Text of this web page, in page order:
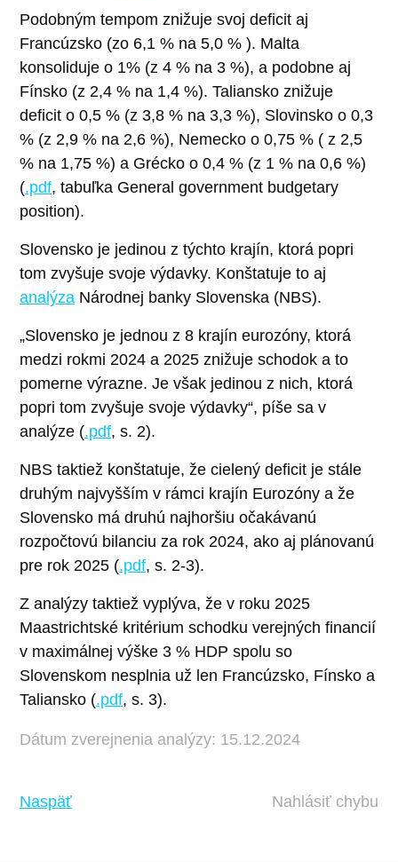
Podobným tempom znižuje svoj deficit aj
Francúzsko (zo 6,1 % na 5,0 % ). Malta
konsoliduje o 1% (z 4 % na 3 %), a podobne aj
Fínsko (z 2,4 % na 1,4 %). Taliansko znižuje
deficit o 0,5 % (z 3,8 % na 3,3 %), Slovinsko o 0,3
% (z 2,9 % na 2,6 %), Nemecko o 0,75 % ( z 2,5
% na 1,75 %) a Grécko o 0,4 % (z 1 % na 0,6 %)
(.pdf, tabuľka General government budgetary
position).
Slovensko je jedinou z týchto krajín, ktorá popri
tom zvyšuje svoje výdavky. Konštatuje to aj
analýza Národnej banky Slovenska (NBS).
„Slovensko je jednou z 8 krajín eurozóny, ktorá
medzi rokmi 2024 a 2025 znižuje schodok a to
pomerne výrazne. Je však jedinou z nich, ktorá
popri tom zvyšuje svoje výdavky“, píše sa v
analýze (.pdf, s. 2).
NBS taktiež konštatuje, že cielený deficit je stále
druhým najvyšším v rámci krajín Eurozóny a že
Slovensko má druhú najhoršiu očakávanú
rozpočtovú bilanciu za rok 2024, ako aj plánovanú
pre rok 2025 (.pdf, s. 2-3).
Z analýzy taktiež vyplýva, že v roku 2025
Maastrichtské kritérium schodku verejných financií
v maximálnej výške 3 % HDP spolu so
Slovenskom nesplnia už len Francúzsko, Fínsko a
Taliansko (.pdf, s. 3).
Dátum zverejnenia analýzy: 15.12.2024
Naspäť Nahlásiť chybu